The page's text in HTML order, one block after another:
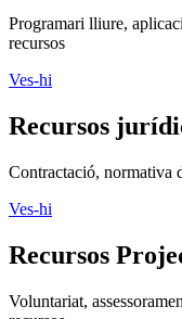
Programari lliure,
recursos
Ves-hi
Recursos
Contractació, normativa
Ves-hi
Recursos
Voluntariat,